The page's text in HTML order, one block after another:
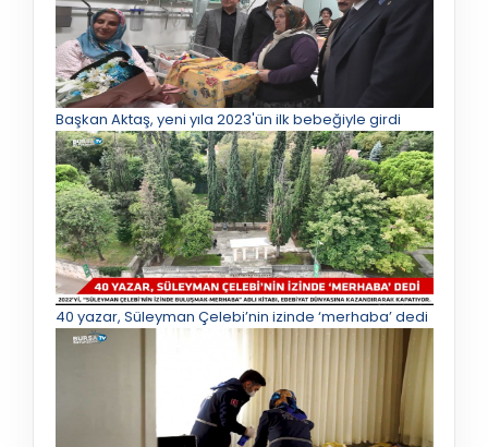
Başkan Aktaş, yeni yıla 2023'ün ilk bebeğiyle girdi
40 yazar, Süleyman Çelebi’nin izinde ‘merhaba’ dedi